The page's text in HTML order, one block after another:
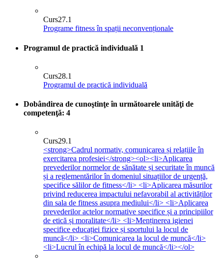
Curs27.1
Programe fitness în spații neconvenționale
Programul de practică individuală 1
Curs28.1
Programul de practică individuală
Dobândirea de cunoştinţe în următoarele unităţi de
competenţă: 4
Curs29.1
<strong>Cadrul normativ, comunicarea și relațiile în
exercitarea profesiei</strong><ol><li>Aplicarea
prevederilor normelor de sănătate și securitate în muncă
și a reglementărilor în domeniul situațiilor de urgență,
specifice sălilor de fitness</li> <li>Aplicarea măsurilor
privind reducerea impactului nefavorabil al activităților
din sala de fitness asupra mediului</li> <li>Aplicarea
prevederilor actelor normative specifice și a principiilor
de etică și moralitate</li> <li>Menținerea igienei
specifice educației fizice și sportului la locul de
muncă</li> <li>Comunicarea la locul de muncă</li>
<li>Lucrul în echipă la locul de muncă</li></ol>